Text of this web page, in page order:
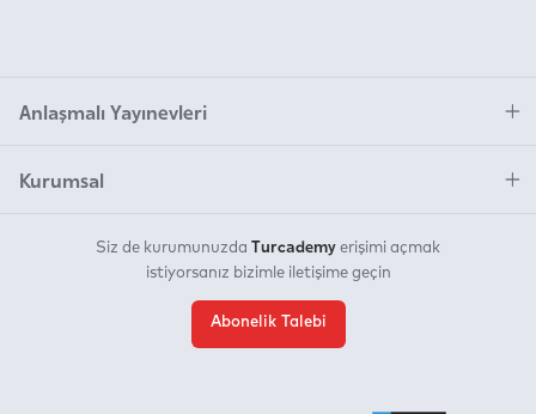
Anlaşmalı Yayınevleri
Kurumsal
Siz de kurumunuzda Turcademy erişimi açmak
istiyorsanız bizimle iletişime geçin
Abonelik Talebi